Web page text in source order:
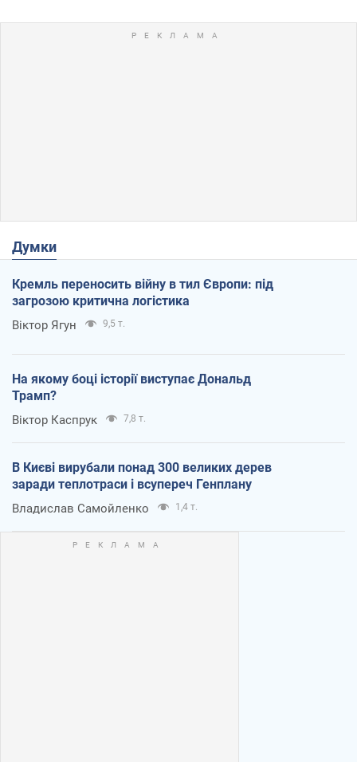
Думки
Кремль переносить війну в тил Європи: під
загрозою критична логістика
Віктор Ягун 9,5 т.
На якому боці історії виступає Дональд
Трамп?
Віктор Каспрук 7,8 т.
В Києві вирубали понад 300 великих дерев
заради теплотраси і всупереч Генплану
Владислав Самойленко 1,4 т.